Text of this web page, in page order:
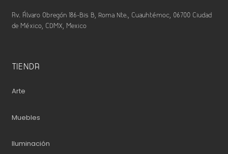
Av. Álvaro Obregón 186-Bis B, Roma Nte., Cuauhtémoc, 06700 Ciudad
de México, CDMX, Mexico
TIENDA
Arte
Muebles
Iluminación